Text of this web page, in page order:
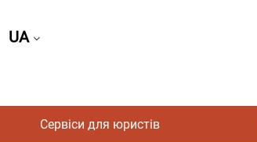
UA
Сервіси для юристів